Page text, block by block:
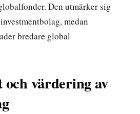
Den utmärker sig
medan
bredare global
och värdering av